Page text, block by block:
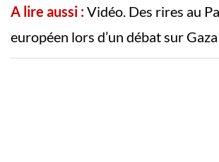
A lire aussi :Vidéo. Des rires au
européen lors d’un débat sur Gaza